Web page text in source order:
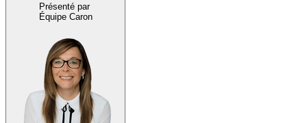
Présenté par
Équipe Caron